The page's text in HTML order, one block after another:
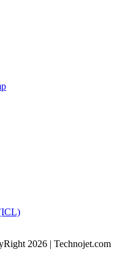
2026 | Technojet.com